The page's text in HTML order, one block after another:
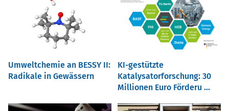
Umweltchemie an BESSY II:
Radikale in Gewässern
KI-gestützte
Katalysatorforschung: 30
Millionen Euro Förderu ...